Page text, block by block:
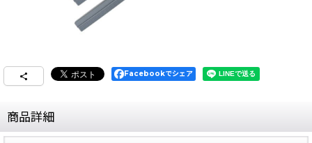
Facebookでシェア
商品詳細